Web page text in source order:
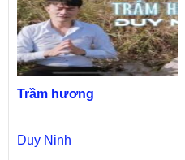
Trầm hương
Duy Ninh